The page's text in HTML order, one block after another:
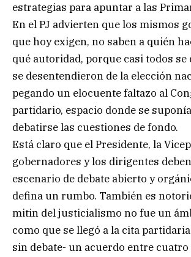
estrategias para apuntar a las
En el PJ advierten que los mismos
que hoy exigen, no saben a quién
qué autoridad, porque casi todos se
se desentendieron de la elección
pegando un elocuente faltazo al
partidario, espacio donde se
debatirse las cuestiones de fondo.
Está claro que el Presidente, la
gobernadores y los dirigentes
escenario de debate abierto y
defina un rumbo. También es
mitin del justicialismo no fue un
como que se llegó a la cita
sin debate- un acuerdo entre cuatro